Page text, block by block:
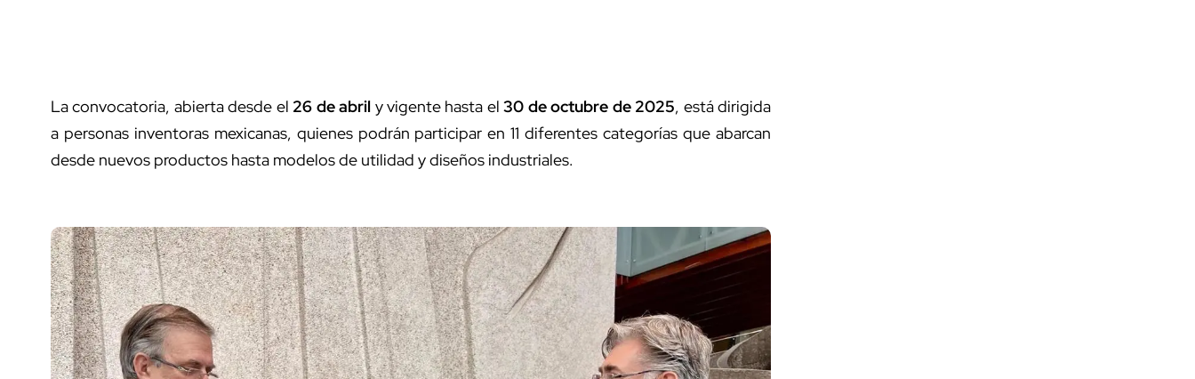
La convocatoria, abierta desde el 26 de abril y vigente hasta el30 de octubre de 2025, está dirigida
a personas inventoras mexicanas, quienes podrán participar en 11 diferentes categorías que abarcan
desde nuevos productos hasta modelos de utilidad y diseños industriales.